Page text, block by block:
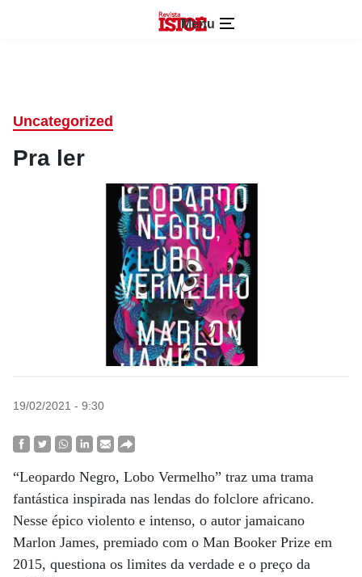
Menu
Uncategorized
Pra ler
19/02/2021 - 9:30
“Leopardo Negro, Lobo Vermelho” traz uma trama
fantástica inspirada nas lendas do folclore africano.
Nesse épico violento e intenso, o autor jamaicano
Marlon James, premiado com o Man Booker Prize em
2015, questiona os limites da verdade e o preço da